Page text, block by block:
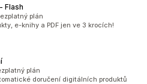
Flash
plán
e-knihy a PDF jen ve 3 krocích!
plán
doručení digitálních produktů